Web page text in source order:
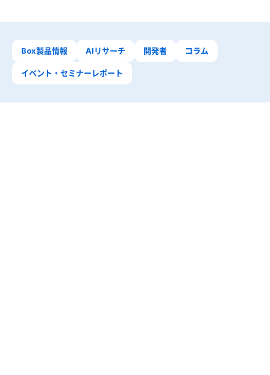
Box製品情報 AIリサーチ 開発者 コラム
イベント・セミナーレポート